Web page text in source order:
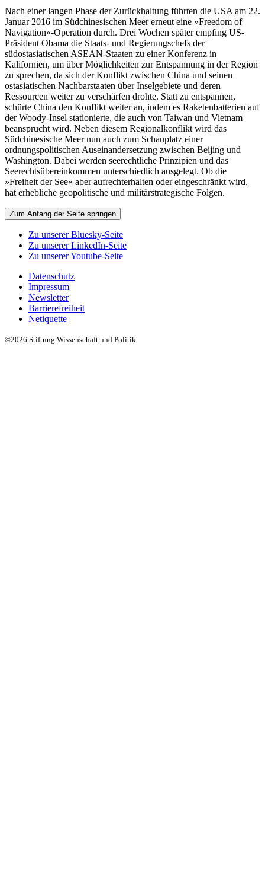
Nach einer langen Phase der Zurückhaltung führten die USA am 22.
Januar 2016 im Südchinesischen Meer erneut eine »Freedom of
Navigation«-Operation durch. Drei Wochen später empfing US-
Präsident Obama die Staats- und Regierungschefs der
südostasiatischen ASEAN-Staaten zu einer Konferenz in
Kalifornien, um über Möglichkeiten zur Entspannung in der Region
zu sprechen, da sich der Konflikt zwischen China und seinen
ostasiatischen Nachbarstaaten über Inselgebiete und deren
Ressourcen weiter zu verschärfen drohte. Statt zu entspannen,
schürte China den Konflikt weiter an, indem es Raketenbatterien auf
der Woody-Insel stationierte, die auch von Taiwan und Vietnam
beansprucht wird. Neben diesem Regionalkonflikt wird das
Südchinesische Meer nun auch zum Schauplatz einer
ordnungspolitischen Auseinandersetzung zwischen Beijing und
Washington. Dabei werden seerechtliche Prinzipien und das
Seerechtsübereinkommen unterschiedlich ausgelegt. Ob die
»Freiheit der See« aber aufrechterhalten oder eingeschränkt wird,
hat erhebliche geopolitische und militärstrategische Folgen.
Zum Anfang der Seite springen
Zu unserer Bluesky-Seite
Zu unserer LinkedIn-Seite
Zu unserer Youtube-Seite
Datenschutz
Impressum
Newsletter
Barrierefreiheit
Netiquette
©2026 Stiftung Wissenschaft und Politik